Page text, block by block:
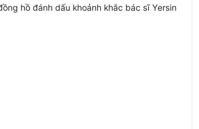
hồ đánh dấu khoảnh khắc bác sĩ Yersin